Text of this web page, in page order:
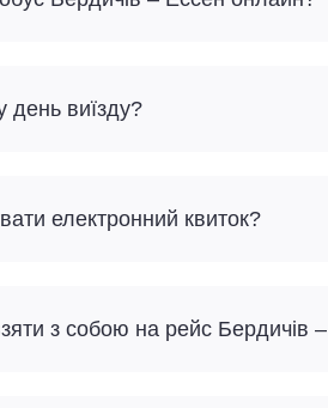
день виїзду?
електронний квиток?
з собою на рейс Бердичів